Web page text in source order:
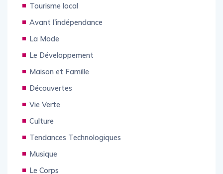
Tourisme local
Avant l'indépendance
La Mode
Le Développement
Maison et Famille
Découvertes
Vie Verte
Culture
Tendances Technologiques
Musique
Le Corps